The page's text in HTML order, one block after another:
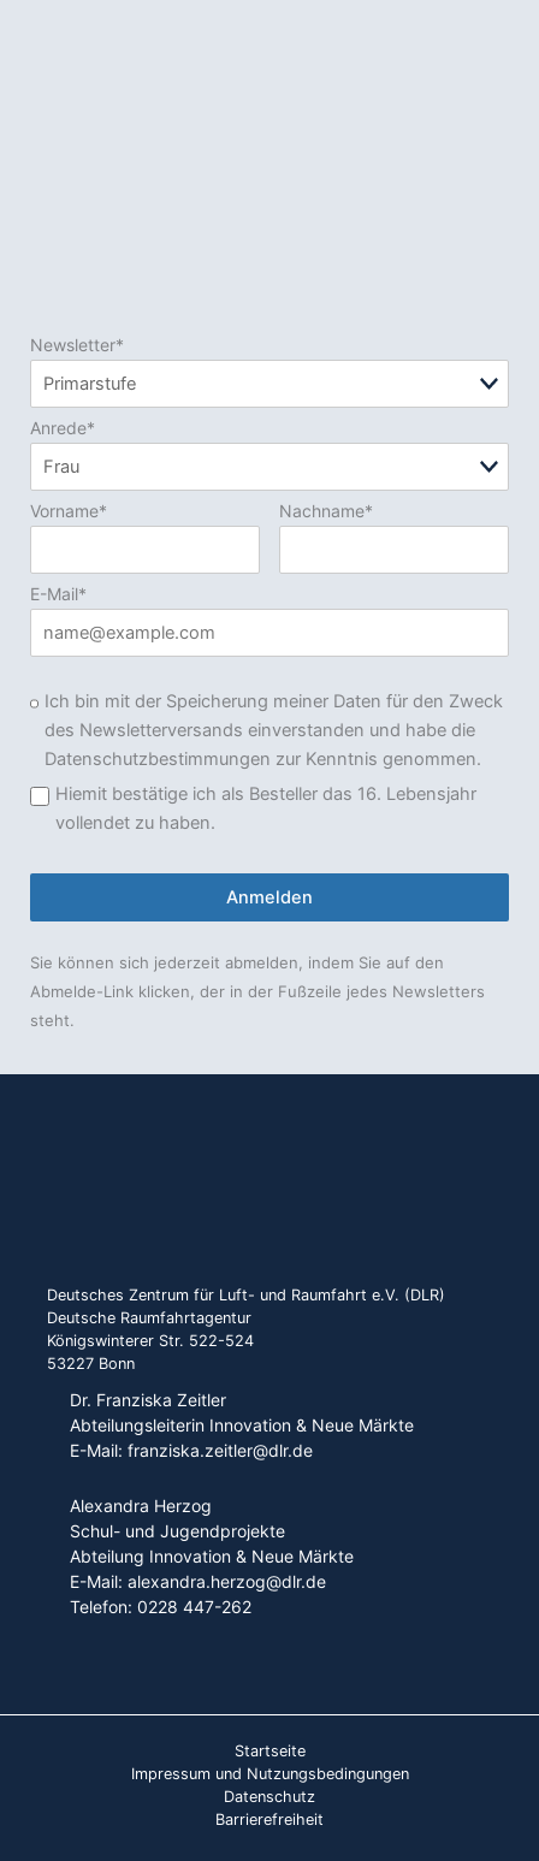
Newsletter*
Anrede*
Vorname* Nachname*
E-Mail*
Ich bin mit der Speicherung meiner Daten für den Zweck
des Newsletterversands einverstanden und habe die
Datenschutzbestimmungen zur Kenntnis genommen.
Hiemit bestätige ich als Besteller das 16. Lebensjahr
vollendet zu haben.
Anmelden
Sie können sich jederzeit abmelden, indem Sie auf den
Abmelde-Link klicken, der in der Fußzeile jedes Newsletters
steht.
Deutsches Zentrum für Luft- und Raumfahrt e.V. (DLR)
Deutsche Raumfahrtagentur
Königswinterer Str. 522-524
53227 Bonn
Dr. Franziska Zeitler
Abteilungsleiterin Innovation & Neue Märkte
E-Mail: franziska.zeitler@dlr.de
Alexandra Herzog
Schul- und Jugendprojekte
Abteilung Innovation & Neue Märkte
E-Mail: alexandra.herzog@dlr.de
Telefon: 0228 447-262
Startseite
Impressum und Nutzungsbedingungen
Datenschutz
Barrierefreiheit